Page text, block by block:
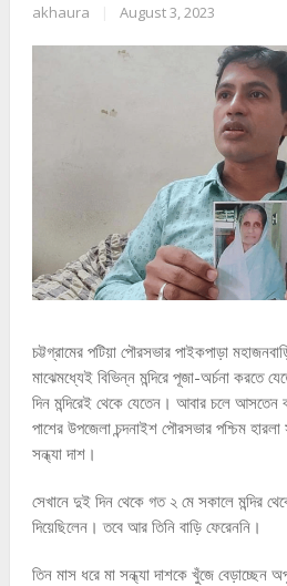
akhaura August 3, 2023
চট্টগ্রামের পটিয়া পৌরসভার পাইকপাড়া
মাঝেমধ্যেই বিভিন্ন মন্দিরে পূজা-অর্চনা করতে
দিন মন্দিরেই থেকে যেতেন। আবার চলে
পাশের উপজেলা চন্দনাইশ পৌরসভার পশ্চিম হারলা
সন্ধ্যা দাশ।
সেখানে দুই দিন থেকে গত ২ মে সকালে মন্দির
দিয়েছিলেন। তবে আর তিনি বাড়ি ফেরেননি।
তিন মাস ধরে মা সন্ধ্যা দাশকে খুঁজে